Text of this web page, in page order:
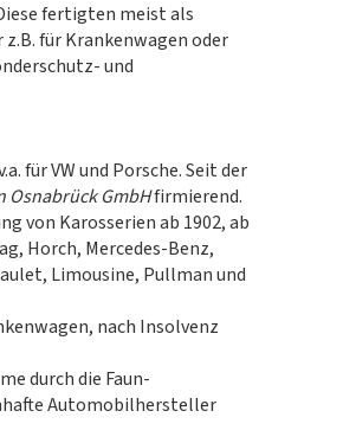
fertigten meist als
für Krankenwagen oder
und
für VW und Porsche. Seit der
Osnabrück GmbHfirmierend.
von Karosserien ab 1902, ab
Horch, Mercedes-Benz,
Limousine, Pullman und
nach Insolvenz
durch die Faun-
Automobilhersteller